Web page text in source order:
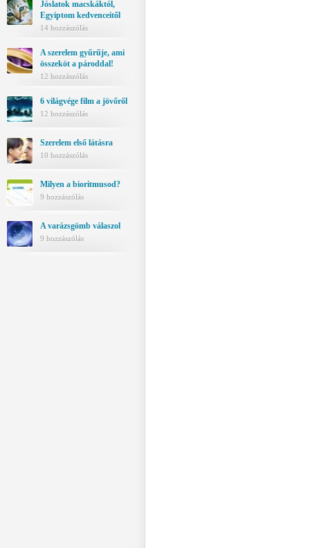
Jóslatok macskáktól,
Egyiptom kedvenceitől
14 hozzászólás
A szerelem gyűrűje, ami
összeköt a pároddal!
12 hozzászólás
6 világvége film a jövőről
12 hozzászólás
Szerelem első látásra
10 hozzászólás
Milyen a bioritmusod?
9 hozzászólás
A varázsgömb válaszol
9 hozzászólás